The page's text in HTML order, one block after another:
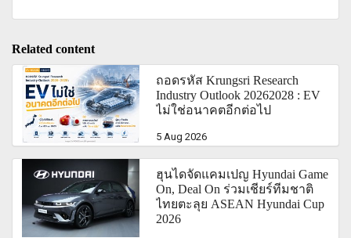
Related content
ถอดรหัส Krungsri Research
Industry Outlook 20262028 : EV
ไม่ใช่อนาคตอีกต่อไป
5 Aug 2026
ฮุนไดจัดแคมเปญ Hyundai Game
On, Deal On ร่วมเชียร์ทีมชาติ
ไทยตะลุย ASEAN Hyundai Cup
2026